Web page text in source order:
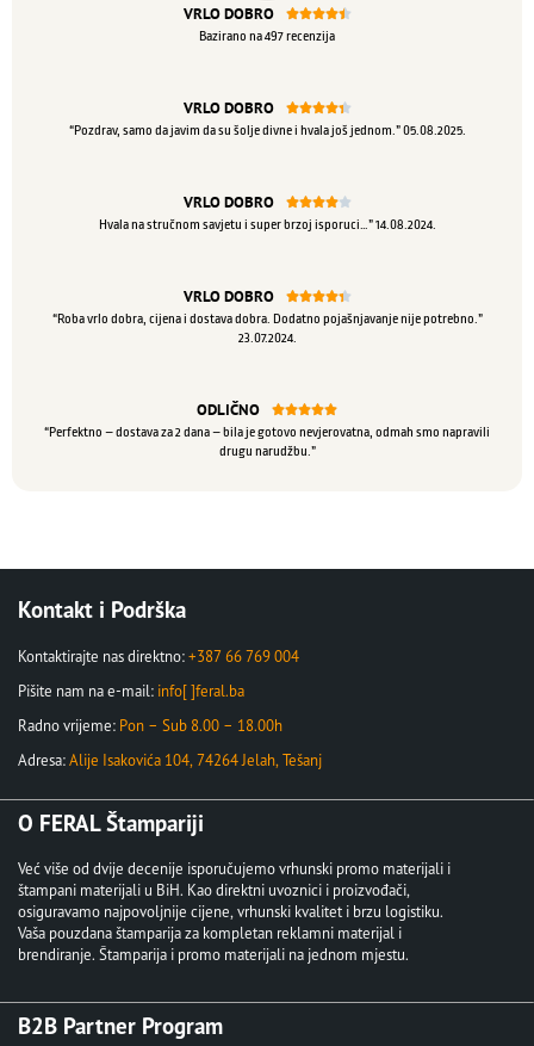
VRLO DOBRO 
Bazirano na 497 recenzija
VRLO DOBRO 
“Pozdrav, samo da javim da su šolje divne i hvala još jednom.” 05.08.2025.
VRLO DOBRO 
Hvala na stručnom savjetu i super brzoj isporuci…” 14.08.2024.
VRLO DOBRO 
“Roba vrlo dobra, cijena i dostava dobra. Dodatno pojašnjavanje nije potrebno.”
23.07.2024.
ODLIČNO 
“Perfektno – dostava za 2 dana – bila je gotovo nevjerovatna, odmah smo napravili
drugu narudžbu.”
Kontakt i Podrška
Kontaktirajte nas direktno:+387 66 769 004
Pišite nam na e-mail: info[ ]feral.ba
Radno vrijeme: Pon – Sub 8.00 – 18.00h
Adresa:Alije Isakovića 104, 74264 Jelah, Tešanj
O FERAL Štampariji
Već više od dvije decenije isporučujemo vrhunski promo materijali i
štampani materijali u BiH. Kao direktni uvoznici i proizvođači,
osiguravamo najpovoljnije cijene, vrhunski kvalitet i brzu logistiku.
Vaša pouzdana štamparija za kompletan reklamni materijal i
brendiranje. Štamparija i promo materijali na jednom mjestu.
B2B Partner Program